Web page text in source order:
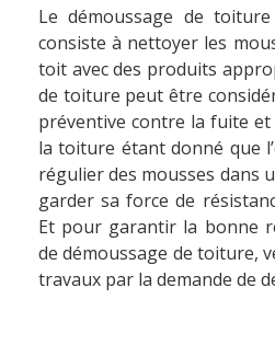
Le démoussage de
consiste à nettoyer les
toit avec des produits
de toiture peut être
préventive contre la fuite et
la toiture étant donné que
régulier des mousses dans
garder sa force de
Et pour garantir la bonne
de démoussage de toiture,
travaux par la demande de